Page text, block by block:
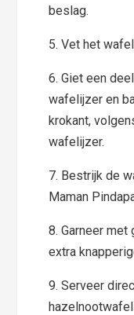
beslag.
5. Vet het
6. Giet een
wafelijzer en
krokant,
wafelijzer.
7. Bestrijk de
Maman
8. Garneer
extra
9. Serveer